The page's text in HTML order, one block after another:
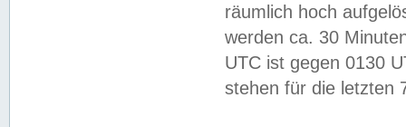
räumlich hoch
werden ca. 30
UTC ist gegen 0130
stehen für die letzten